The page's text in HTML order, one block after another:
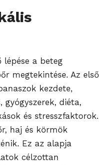
lépése a beteg
megtekintése. Az első
kezdete,
gyógyszerek, diéta,
és stresszfaktorok.
haj és körmök
Ez az alapja
célzottan